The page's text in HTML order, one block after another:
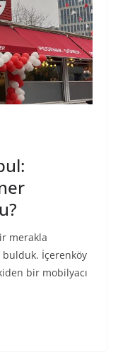
merakla
bulduk. İçerenköy
bir mobilyacı